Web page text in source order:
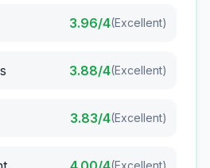
3.96/4(Excellent)
3.88/4(Excellent)
3.83/4(Excellent)
(Excellent)